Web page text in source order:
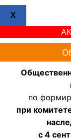
X
по
при
с 4